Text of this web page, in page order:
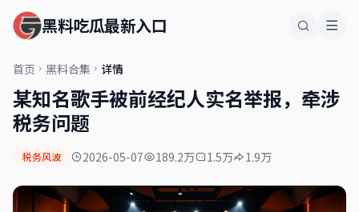
黑料吃瓜最新入口
首页 黑料合集 详情
某知名歌手被前经纪人实名举报，牵涉
税务问题
税务风波 2026-05-07 189.2万 1.5万 1.9万